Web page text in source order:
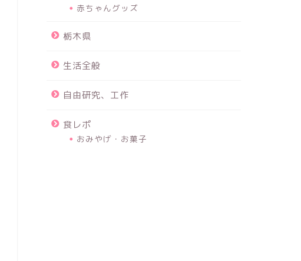
赤ちゃんグッズ
栃木県
生活全般
自由研究、工作
食レポ
おみやげ・お菓子